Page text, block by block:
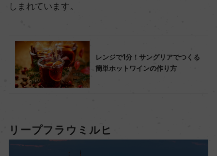
しまれています。
レンジで1分！サングリアでつくる
簡単ホットワインの作り方
リープフラウミルヒ